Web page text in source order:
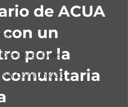
en Comunidad
de ACUA
un
por la